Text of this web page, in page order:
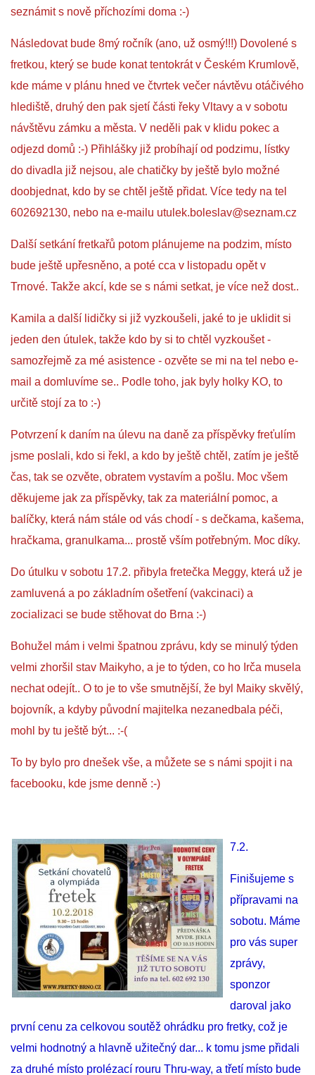
STRAVA
PODPORA
E - S H O P
HISTORIE 2022
O NÁS :-)
NAPSALI O NÁS
NATÁČENÍ V TELEVIZI
AKCE
HISTORIE - 2010 - 2020
JAK NÁM POMOCI - POMÁHAJÍ NÁM :-)
294 25 Katusice
© 2026 eStránky.cz |RSS|WebSlice |Tisk|Aktualizováno: 1. 8. 2026
Nahoru ↑
seznámit s nově příchozími doma :-)
Následovat bude 8mý ročník (ano, už osmý!!!) Dovolené s
fretkou, který se bude konat tentokrát v Českém Krumlově,
kde máme v plánu hned ve čtvrtek večer návtěvu otáčivého
hlediště, druhý den pak sjetí části řeky Vltavy a v sobotu
návštěvu zámku a města. V neděli pak v klidu pokec a
odjezd domů :-) Přihlášky již probíhají od podzimu, lístky
do divadla již nejsou, ale chatičky by ještě bylo možné
doobjednat, kdo by se chtěl ještě přidat. Více tedy na tel
602692130, nebo na e-mailu utulek.boleslav@seznam.cz
Další setkání fretkařů potom plánujeme na podzim, místo
bude ještě upřesněno, a poté cca v listopadu opět v
Trnové. Takže akcí, kde se s námi setkat, je více než dost..
Kamila a další lidičky si již vyzkoušeli, jaké to je uklidit si
jeden den útulek, takže kdo by si to chtěl vyzkoušet -
samozřejmě za mé asistence - ozvěte se mi na tel nebo e-
mail a domluvíme se.. Podle toho, jak byly holky KO, to
určitě stojí za to :-)
Potvrzení k daním na úlevu na daně za příspěvky freťulím
jsme poslali, kdo si řekl, a kdo by ještě chtěl, zatím je ještě
čas, tak se ozvěte, obratem vystavím a pošlu. Moc všem
děkujeme jak za příspěvky, tak za materiální pomoc, a
balíčky, která nám stále od vás chodí - s dečkama, kašema,
hračkama, granulkama... prostě vším potřebným. Moc díky.
Do útulku v sobotu 17.2. přibyla fretečka Meggy, která už je
zamluvená a po základním ošetření (vakcinaci) a
zocializaci se bude stěhovat do Brna :-)
Bohužel mám i velmi špatnou zprávu, kdy se minulý týden
velmi zhoršil stav Maikyho, a je to týden, co ho Irča musela
nechat odejít.. O to je to vše smutnější, že byl Maiky skvělý,
bojovník, a kdyby původní majitelka nezanedbala péči,
mohl by tu ještě být... :-(
To by bylo pro dnešek vše, a můžete se s námi spojit i na
facebooku, kde jsme denně :-)
7.2.
Finišujeme s
přípravami na
sobotu. Máme
pro vás super
zprávy,
sponzor
daroval jako
první cenu za celkovou soutěž ohrádku pro fretky, což je
velmi hodnotný a hlavně užitečný dar... k tomu jsme přidali
za druhé místo prolézací rouru Thru-way, a třetí místo bude